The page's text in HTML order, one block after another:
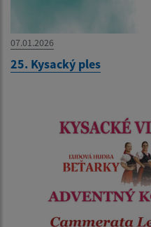
07.01.2026
25. Kysacký ples